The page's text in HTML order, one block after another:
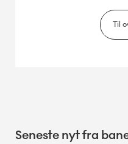
Til
Seneste nyt fra